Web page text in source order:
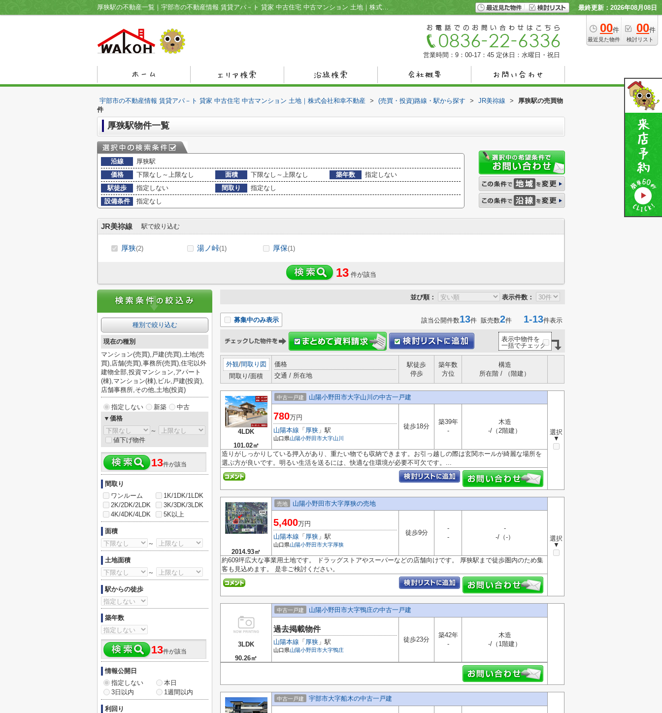
厚狭駅の不動産一覧｜宇部市の不動産情報 賃貸アパ－ト 貸家 中古住宅 中古マンション 土地｜株式会社和幸不動産 最終更新：2026年08月08日
00件
最近見た物件
00件
検討リスト
営業時間：9：00-17：45 定休日：水曜日・祝日
宇部市の不動産情報 賃貸アパ－ト 貸家 中古住宅 中古マンション 土地｜株式会社和幸不動産 > (売買・投資)路線・駅から探す > JR美祢線 >
厚狭駅の売買物
件
厚狭駅物件一覧
沿線
厚狭駅
価格
下限なし～上限なし 面積 下限なし～上限なし 築年数
指定しない
駅徒歩
指定しない 間取り
指定なし
設備条件
指定なし
JR美祢線 駅で絞り込む
厚狭(2) 湯ノ峠(1) 厚保(1)
13 件が該当
並び順： 表示件数：
募集中のみ表示 該当公開件数13件 販売数2件 1-13件表示
表示中物件を
一括でチェック
外観/間取り図
間取り/面積
価格
交通 / 所在地
駅徒歩
停歩
築年数
方位
構造
所在階 / （階建）
4LDK
101.02㎡
中古一戸建 山陽小野田市大字山川の中古一戸建
選択
▼
780万円
山陽本線 「 厚狭 」駅
山口県山陽小野田市大字山川
徒歩18分
築39年
-
木造
-/（2階建）
造りがしっかりしている押入があり、重たい物でも収納できます。お引っ越しの際は玄関ホールが綺麗な場所を
選ぶ方が良いです。明るい生活を送るには、快適な住環境が必要不可欠です。...
2014.93㎡
売地 山陽小野田市大字厚狭の売地
選択
▼
5,400万円
山陽本線 「 厚狭 」駅
山口県山陽小野田市大字厚狭
徒歩9分
-
-
-
-/（-）
約609坪広大な事業用土地です。 ドラッグストアやスーパーなどの店舗向けです。 厚狭駅まで徒歩圏内のため集
客も見込めます。 是非ご検討ください。
3LDK
90.26㎡
中古一戸建 山陽小野田市大字鴨庄の中古一戸建
過去掲載物件
山陽本線 「 厚狭 」駅
山口県山陽小野田市大字鴨庄
徒歩23分
築42年
-
木造
-/（1階建）
中古一戸建 宇部市大字船木の中古一戸建
種別で絞り込む
現在の種別
マンション(売買),戸建(売買),土地(売
買),店舗(売買),事務所(売買),住宅以外
建物全部,投資マンション,アパート
(棟),マンション(棟),ビル,戸建(投資),
店舗事務所,その他,土地(投資)
指定しない 新築
中古
▼価格
～
値下げ物件
13件が該当
間取り
ワンルーム
1K/1DK/1LDK
2K/2DK/2LDK
3K/3DK/3LDK
4K/4DK/4LDK
5K以上
面積
～
土地面積
～
駅からの徒歩
築年数
13件が該当
情報公開日
指定しない
本日
3日以内
1週間以内
利回り